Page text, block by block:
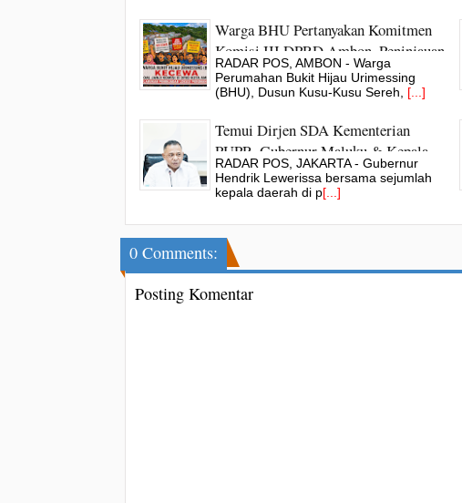
Warga BHU Pertanyakan Komitmen
Komisi III DPRD Ambon, Peninjauan
Lapangan Tak Kunjung Terlaksana
RADAR POS, AMBON - Warga
Perumahan Bukit Hijau Urimessing
(BHU), Dusun Kusu-Kusu Sereh, [...]
Temui Dirjen SDA Kementerian
PUPR, Gubernur Maluku & Kepala
Daerah Dorong Percepatan
Infrastruktur Pesisir
RADAR POS, JAKARTA - Gubernur
Hendrik Lewerissa bersama sejumlah
kepala daerah di p[...]
0 Comments:
Posting Komentar